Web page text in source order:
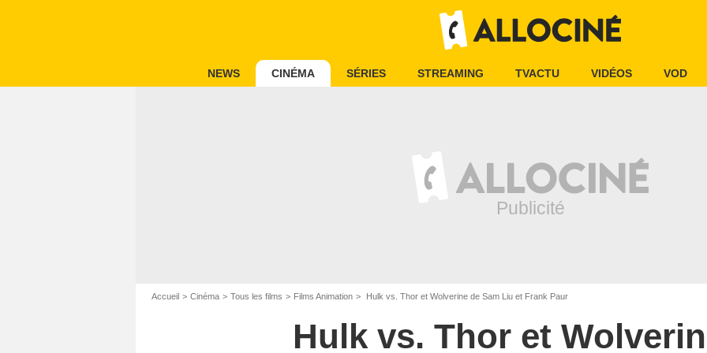
NEWS CINÉMA SÉRIES STREAMING TVACTU VIDÉOS VOD
Accueil Cinéma Tous les films Films Animation Hulk vs. Thor et Wolverine de Sam Liu et Frank Paur
Hulk vs. Thor et